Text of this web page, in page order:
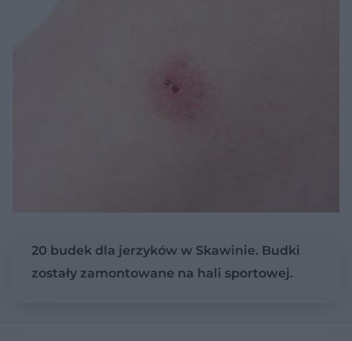
20 budek dla jerzyków w Skawinie. Budki
zostały zamontowane na hali sportowej.